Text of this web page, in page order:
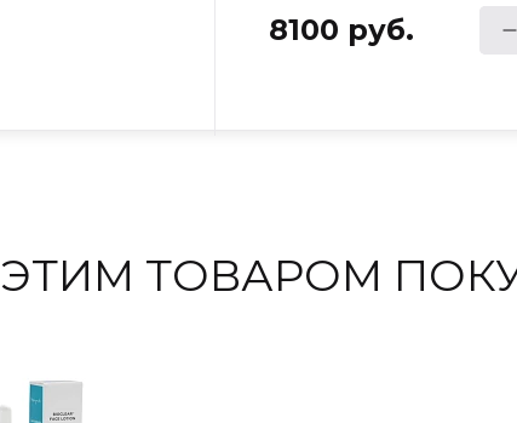
8100 руб.
ТОВАРОМ